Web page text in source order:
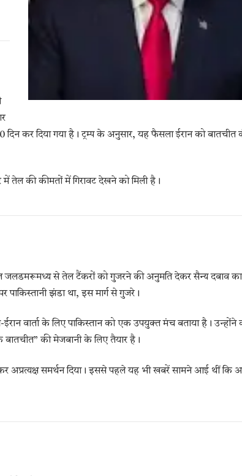
कर दिया गया है। ट्रम्प के अनुसार, यह फैसला ईरान को बातचीत
में तेल की कीमतों में गिरावट देखने को मिली है।
जलडमरूमध्य से तेल टैंकरों को गुजरने की अनुमति देकर सैन्य दबाव
झंडा था, इस मार्ग से गुजरे।
वार्ता के लिए पाकिस्तान को एक उपयुक्त मंच बताया है। उन्होंने
बातचीत” की मेजबानी के लिए तैयार है।
अप्रत्यक्ष समर्थन दिया। इससे पहले यह भी खबरें सामने आई थीं कि